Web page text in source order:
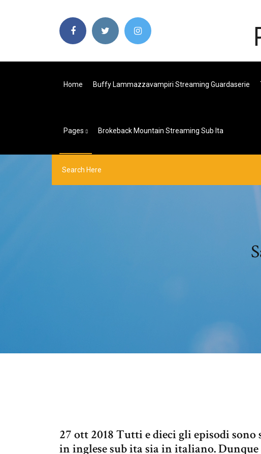
Home Buffy Lammazzavampiri Streaming Guardaserie
Pages Brokeback Mountain Streaming Sub Ita
27 ott 2018 Tutti e dieci gli episodi
in inglese sub ita sia in italiano. Dunque